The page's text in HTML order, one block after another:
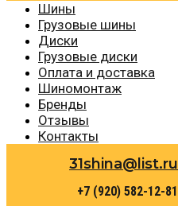
Шины
Грузовые шины
Диски
Грузовые диски
Оплата и доставка
Шиномонтаж
Бренды
Отзывы
Контакты
31shina@list.ru
+7 (920) 582-12-81